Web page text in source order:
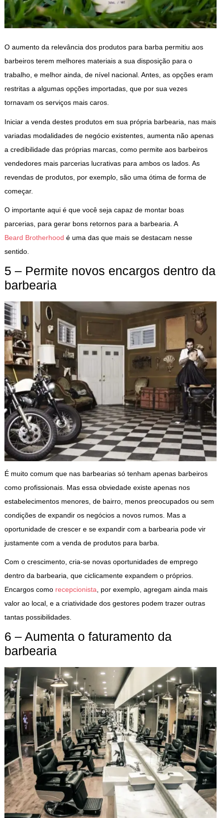
O aumento da relevância dos produtos para barba permitiu aos
barbeiros terem melhores materiais a sua disposição para o
trabalho, e melhor ainda, de nível nacional. Antes, as opções eram
restritas a algumas opções importadas, que por sua vezes
tornavam os serviços mais caros.
Iniciar a venda destes produtos em sua própria barbearia, nas mais
variadas modalidades de negócio existentes, aumenta não apenas
a credibilidade das próprias marcas, como permite aos barbeiros
vendedores mais parcerias lucrativas para ambos os lados. As
revendas de produtos, por exemplo, são uma ótima de forma de
começar.
O importante aqui é que você seja capaz de montar boas
parcerias, para gerar bons retornos para a barbearia. A
Beard Brotherhood é uma das que mais se destacam nesse
sentido.
5 – Permite novos encargos dentro da
barbearia
É muito comum que nas barbearias só tenham apenas barbeiros
como profissionais. Mas essa obviedade existe apenas nos
estabelecimentos menores, de bairro, menos preocupados ou sem
condições de expandir os negócios a novos rumos. Mas a
oportunidade de crescer e se expandir com a barbearia pode vir
justamente com a venda de produtos para barba.
Com o crescimento, cria-se novas oportunidades de emprego
dentro da barbearia, que ciclicamente expandem o próprios.
Encargos como recepcionista, por exemplo, agregam ainda mais
valor ao local, e a criatividade dos gestores podem trazer outras
tantas possibilidades.
6 – Aumenta o faturamento da
barbearia